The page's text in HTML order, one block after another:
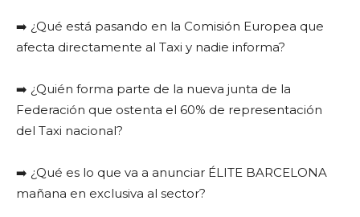
➡️ ¿Qué está pasando en la Comisión Europea que
afecta directamente al Taxi y nadie informa?
➡️ ¿Quién forma parte de la nueva junta de la
Federación que ostenta el 60% de representación
del Taxi nacional?
➡️ ¿Qué es lo que va a anunciar ÉLITE BARCELONA
mañana en exclusiva al sector?